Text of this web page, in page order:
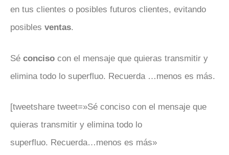
en tus clientes o posibles futuros clientes, evitando
posibles ventas.
Sé conciso con el mensaje que quieras transmitir y
elimina todo lo superfluo. Recuerda …menos es más.
[tweetshare tweet=»Sé conciso con el mensaje que
quieras transmitir y elimina todo lo
superfluo. Recuerda…menos es más»